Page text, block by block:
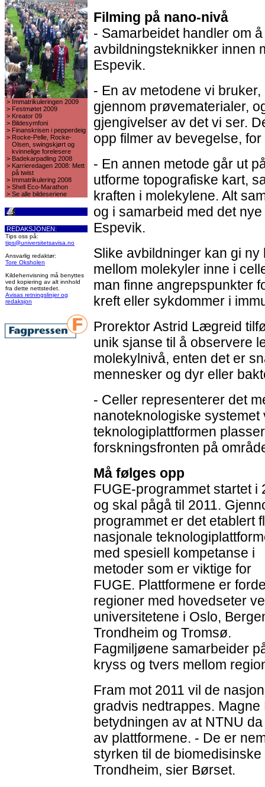
> Immatrikuleringen 2009
> Festmøtet 2009
> Kreator 09
> Bildesymfoni
> Finanskrisen i pepperdeig
> Rocke-Pelle, Rocke-
Olsen, swingskjørt og
kvinnelige forelesere
> Badekarpadling 2008
> Karrieredagen 2008: Mett
på twist
> Immatrikulering 2008
> Shell Eco-Marathon
> Se alle bildeseriene
REDAKSJONEN:
Tips oss på:
tips@universitetsavisa.no
Ansvarlig redaktør:
Tore Oksholen
Kildehenvisning må benyttes
ved kopiering av alt innhold
fra dette nettstedet.
Avisas retningslinjer og
redaksjon
Filming på nano-nivå
- Samarbeidet handler om
avbildningsteknikker innen
Espevik.
- En av metodene vi
gjennom prøvematerialer,
gjengivelser av det vi ser.
opp filmer av bevegelse,
- En annen metode går ut
utforme topografiske kart,
kraften i molekylene. Alt
og i samarbeid med det
Espevik.
Slike avbildninger kan gi
mellom molekyler inne i
man finne angrepspunkter
kreft eller sykdommer i
Prorektor Astrid Lægreid
unik sjanse til å observere
molekylnivå, enten det er
mennesker og dyr eller
- Celler representerer det
nanoteknologiske systemet
teknologiplattformen
forskningsfronten på
Må følges opp
FUGE-programmet startet i
og skal pågå til 2011.
programmet er det etablert
nasjonale
med spesiell kompetanse i
metoder som er viktige for
FUGE. Plattformene er
regioner med hovedseter
universitetene i Oslo,
Trondheim og Tromsø.
Fagmiljøene samarbeider
kryss og tvers mellom
Fram mot 2011 vil de
gradvis nedtrappes.
betydningen av at NTNU
av plattformene. - De er
styrken til de
Trondheim, sier Børset.